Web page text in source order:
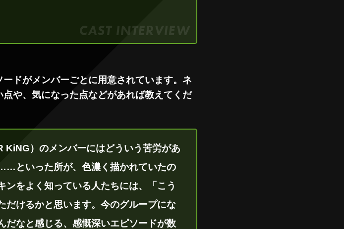
ドがメンバーごとに用意されています。ネ
や、気になった点などがあれば教えてくだ
）のメンバーにはどういう苦労があ
といった所が、色濃く描かれていたの
をよく知っている人たちには、「こう
だけるかと思います。今のグループにな
だなと感じる、感慨深いエピソードが数